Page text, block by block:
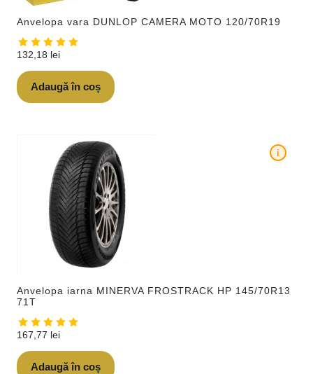
Anvelopa vara DUNLOP CAMERA MOTO 120/70R19
132,18 lei
Adaugă în coș
Anvelopa iarna MINERVA FROSTRACK HP 145/70R13
71T
i
167,77 lei
Adaugă în coș